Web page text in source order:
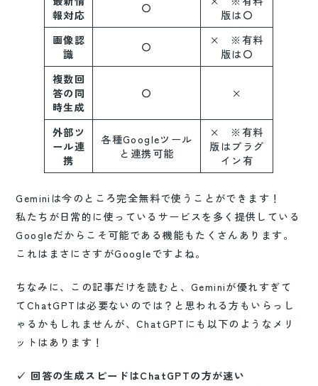
報対応
〇
版は〇
画像認
識
〇
× ※有料
版は〇
複数回
答の同
時生成
〇 ×
外部ツ
ール連
携
各種Googleツール
と連携可能
× ※有料
版はプラグ
イン有
Geminiは今のところ完全無料で使うことができます！
私たちが日常的に使っているサービスを多く提供している
Googleだからこそ可能である機能もたくさんあります。
これはまさにさすがGoogleですよね。
ちなみに、この記事だけを読むと、Geminiが優れすぎて
てChatGPTは必要ないのでは？と思われる方もいらっし
ゃるかもしれませんが、ChatGPTにも以下のようなメリ
ットはあります！
✓ 回答の生成スピードはChatGPTの方が速い